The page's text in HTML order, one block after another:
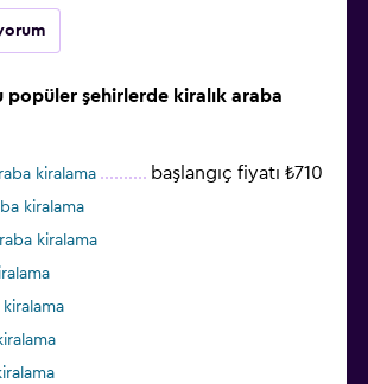
popüler şehirlerde kiralık araba
kiralama başlangıç fiyatı ₺710
kiralama
kiralama